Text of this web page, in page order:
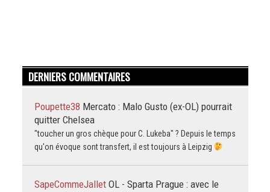
DERNIERS COMMENTAIRES
Poupette38 Mercato : Malo Gusto (ex-OL) pourrait
quitter Chelsea
"toucher un gros chèque pour C. Lukeba" ? Depuis le temps
qu'on évoque sont transfert, il est toujours à Leipzig
SapeCommeJallet OL - Sparta Prague : avec le